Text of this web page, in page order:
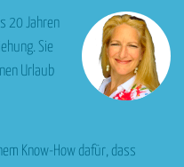
20 Jahren
Sie
Urlaub
Know-How dafür, dass